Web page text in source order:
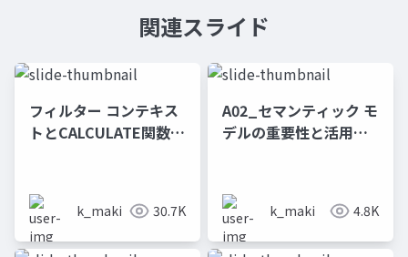
関連スライド
フィルター コンテキス
トとCALCULATE関数を
k_maki 30.7K
A02_セマンティック モ
デルの重要性と活用戦
k_maki 4.8K